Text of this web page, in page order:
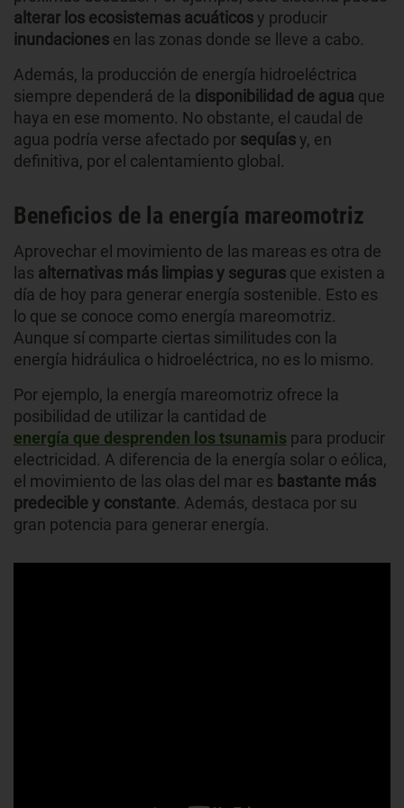
alterar los ecosistemas acuáticosy producir
inundaciones en las zonas donde se lleve a cabo.
Además, la producción de energía hidroeléctrica
siempre dependerá de la disponibilidad de agua que
haya en ese momento. No obstante, el caudal de
agua podría verse afectado por sequíasy, en
definitiva, por el calentamiento global.
Beneficios de la energía mareomotriz
Aprovechar el movimiento de las mareas es otra de
las alternativas más limpias y seguras que existen a
día de hoy para generar energía sostenible. Esto es
lo que se conoce como energía mareomotriz.
Aunque sí comparte ciertas similitudes con la
energía hidráulica o hidroeléctrica, no es lo mismo.
Por ejemplo, la energía mareomotriz ofrece la
posibilidad de utilizar la cantidad de
energía que desprenden los tsunamis para producir
electricidad. A diferencia de la energía solar o eólica,
el movimiento de las olas del mar es bastante más
predecible y constante. Además, destaca por su
gran potencia para generar energía.